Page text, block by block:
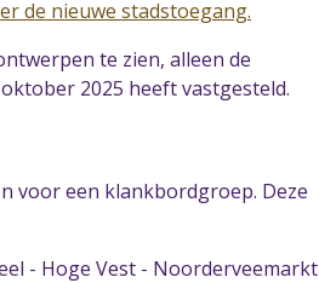
de nieuwe stadstoegang.
te zien, alleen de
2025 heeft vastgesteld.
voor een klankbordgroep. Deze
- Hoge Vest - Noorderveemarkt